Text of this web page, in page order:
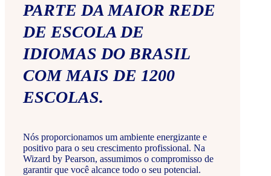
PARTE DA MAIOR REDE
DE ESCOLA DE
IDIOMAS DO BRASIL
COM MAIS DE 1200
ESCOLAS.
Nós proporcionamos um ambiente energizante e
positivo para o seu crescimento profissional. Na
Wizard by Pearson, assumimos o compromisso de
garantir que você alcance todo o seu potencial.